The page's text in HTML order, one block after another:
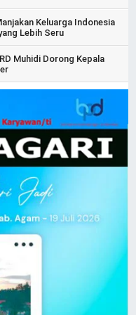
Keluarga Indonesia
Lebih Seru
Muhidi Dorong Kepala